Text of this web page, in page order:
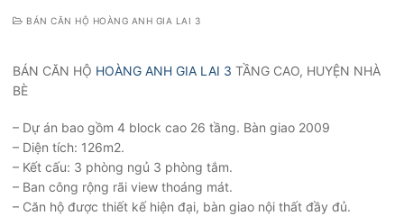
BÁN CĂN HỘ HOÀNG ANH GIA LAI 3
BÁN CĂN HỘ HOÀNG ANH GIA LAI 3 TẦNG CAO, HUYỆN NHÀ
BÈ
– Dự án bao gồm 4 block cao 26 tầng. Bàn giao 2009
– Diện tích: 126m2.
– Kết cấu: 3 phòng ngủ 3 phòng tắm.
– Ban công rộng rãi view thoáng mát.
– Căn hộ được thiết kế hiện đại, bàn giao nội thất đầy đủ.